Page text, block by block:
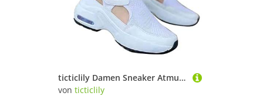
ticticlily Damen Sneaker Atmungsaktiv Turnschuhe Leicht Laufschuhe Sportschuhe Freizeitschuhe Weiß 38 EU
von ticticlily